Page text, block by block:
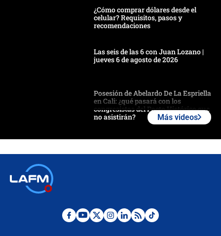
¿Cómo comprar dólares desde el
celular? Requisitos, pasos y
recomendaciones
Las seis de las 6 con Juan Lozano |
jueves 6 de agosto de 2026
Posesión de Abelardo De La Espriella
en Cali: ¿qué pasará con los
congresistas del Pacto Histórico que
no asistirán?
¿Por qué De la Espriella gobernará
Más videos